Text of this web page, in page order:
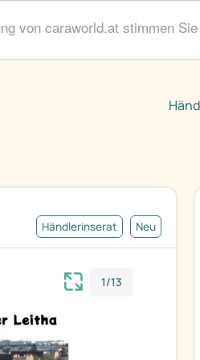
von caraworld.at stimmen
Händlerinserat Neu
1/13